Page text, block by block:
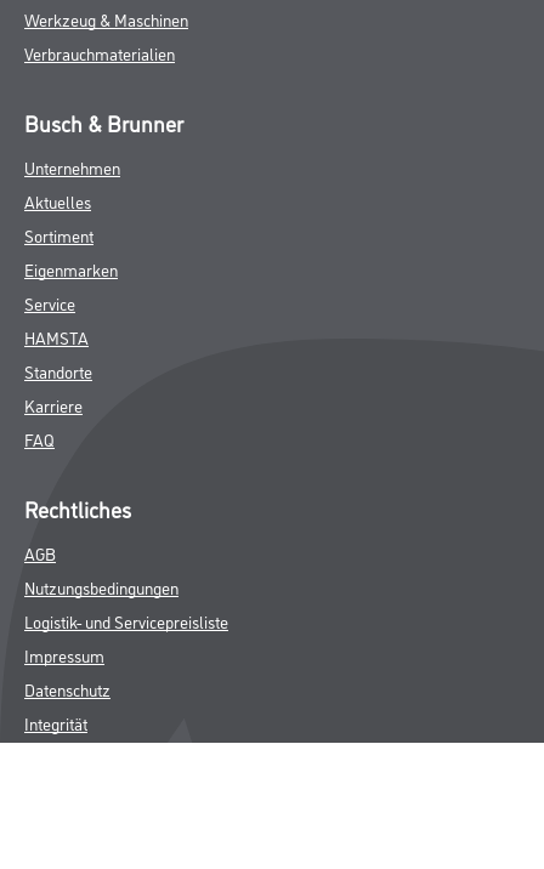
Werkzeug & Maschinen
Verbrauchmaterialien
Busch & Brunner
Unternehmen
Aktuelles
Sortiment
Eigenmarken
Service
HAMSTA
Standorte
Karriere
FAQ
Rechtliches
AGB
Nutzungsbedingungen
Logistik- und Servicepreisliste
Impressum
Datenschutz
Integrität